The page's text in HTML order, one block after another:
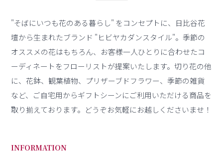
"そばにいつも花のある暮らし" をコンセプトに、日比谷花
壇から生まれたブランド "ヒビヤカダンスタイル"。季節の
オススメの花はもちろん、お客様一人ひとりに合わせたコ
ーディネートをフローリストが提案いたします。切り花の他
に、花鉢、観葉植物、プリザーブドフラワー、季節の雑貨
など、ご自宅用からギフトシーンにご利用いただける商品を
取り揃えております。どうぞお気軽にお越しくださいませ！
INFORMATION